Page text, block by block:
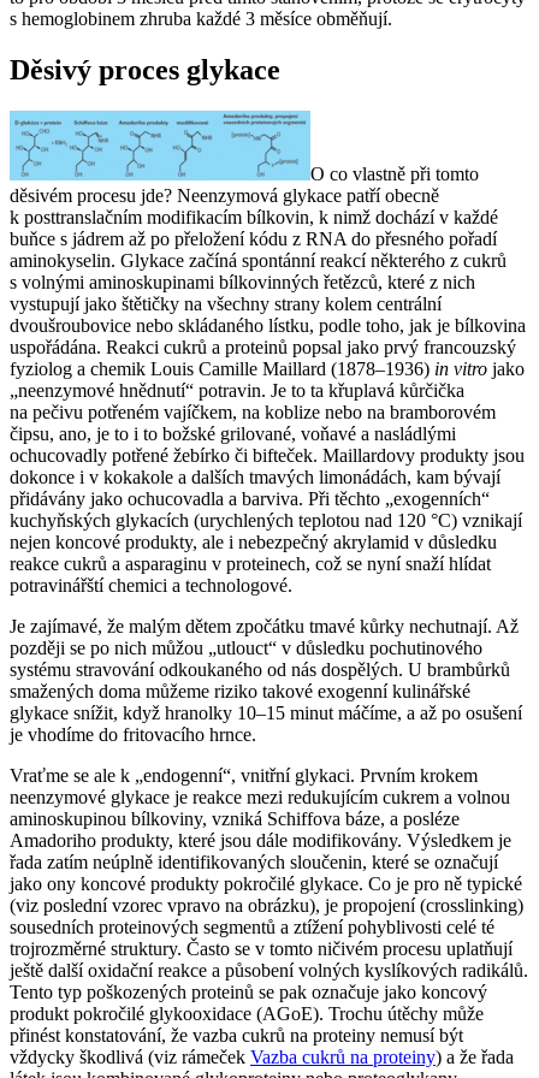
s hemoglobinem zhruba každé 3 měsíce obměňují.
Děsivý proces glykace
O co vlastně při tomto
děsivém procesu jde? Neenzymová glykace patří obecně
k posttranslačním modifikacím bílkovin, k nimž dochází v každé
buňce s jádrem až po přeložení kódu z RNA do přesného pořadí
aminokyselin. Glykace začíná spontánní reakcí některého z cukrů
s volnými aminoskupinami bílkovinných řetězců, které z nich
vystupují jako štětičky na všechny strany kolem centrální
dvoušroubovice nebo skládaného lístku, podle toho, jak je bílkovina
uspořádána. Reakci cukrů a proteinů popsal jako prvý francouzský
fyziolog a chemik Louis Camille Maillard (1878–1936) in vitro jako
„neenzymové hnědnutí“ potravin. Je to ta křuplavá kůrčička
na pečivu potřeném vajíčkem, na koblize nebo na bramborovém
čipsu, ano, je to i to božské grilované, voňavé a nasládlými
ochucovadly potřené žebírko či bifteček. Maillardovy produkty jsou
dokonce i v kokakole a dalších tmavých limonádách, kam bývají
přidávány jako ochucovadla a barviva. Při těchto „exogenních“
kuchyňských glykacích (urychlených teplotou nad 120 °C) vznikají
nejen koncové produkty, ale i nebezpečný akrylamid v důsledku
reakce cukrů a asparaginu v proteinech, což se nyní snaží hlídat
potravinářští chemici a technologové.
Je zajímavé, že malým dětem zpočátku tmavé kůrky nechutnají. Až
později se po nich můžou „utlouct“ v důsledku pochutinového
systému stravování odkoukaného od nás dospělých. U brambůrků
smažených doma můžeme riziko takové exogenní kulinářské
glykace snížit, když hranolky 10–15 minut máčíme, a až po osušení
je vhodíme do fritovacího hrnce.
Vraťme se ale k „endogenní“, vnitřní glykaci. Prvním krokem
neenzymové glykace je reakce mezi redukujícím cukrem a volnou
aminoskupinou bílkoviny, vzniká Schiffova báze, a posléze
Amadoriho produkty, které jsou dále modifikovány. Výsledkem je
řada zatím neúplně identifikovaných sloučenin, které se označují
jako ony koncové produkty pokročilé glykace. Co je pro ně typické
(viz poslední vzorec vpravo na obrázku), je propojení (crosslinking)
sousedních proteinových segmentů a ztížení pohyblivosti celé té
trojrozměrné struktury. Často se v tomto ničivém procesu uplatňují
ještě další oxidační reakce a působení volných kyslíkových radikálů.
Tento typ poškozených proteinů se pak označuje jako koncový
produkt pokročilé glykooxidace (AGoE). Trochu útěchy může
přinést konstatování, že vazba cukrů na proteiny nemusí být
vždycky škodlivá (viz rámeček Vazba cukrů na proteiny) a že řada